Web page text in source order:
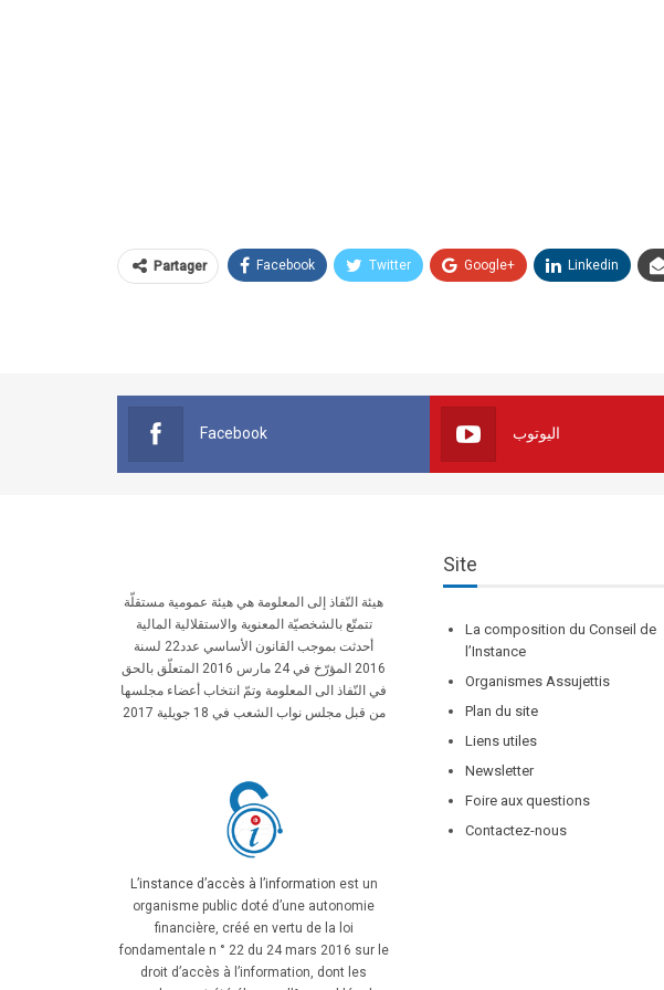
Partager Facebook Twitter Google+ Linkedin
Facebook اليوتوب
هيئة النّفاذ إلى المعلومة هي هيئة عمومية مستقلّة
تتمتّع بالشخصيّة المعنوية والاستقلالية المالية
أحدثت بموجب القانون الأساسي عدد22 لسنة
2016 المؤرّخ في 24 مارس 2016 المتعلّق بالحق
في النّفاذ الى المعلومة وتمّ انتخاب أعضاء مجلسها
من قبل مجلس نواب الشعب في 18 جويلية 2017
L’instance d’accès à l’information est un
organisme public doté d’une autonomie
financière, créé en vertu de la loi
fondamentale n ° 22 du 24 mars 2016 sur le
droit d’accès à l’information, dont les
Site
La composition du Conseil de
l’Instance
Organismes Assujettis
Plan du site
Liens utiles
Newsletter
Foire aux questions
Contactez-nous